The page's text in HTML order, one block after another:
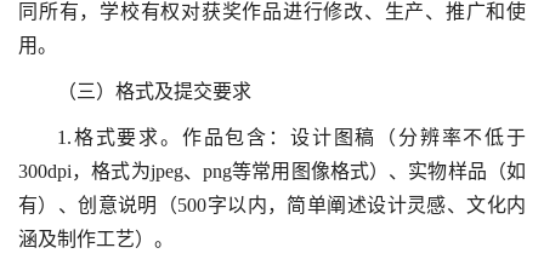
同所有，学校有权对获奖作品进行修改、生产、推广和使
用。
（三）格式及提交要求
1.格式要求。作品包含：设计图稿（分辨率不低于
300dpi，格式为jpeg、png等常用图像格式）、实物样品（如
有）、创意说明（500字以内，简单阐述设计灵感、文化内
涵及制作工艺）。